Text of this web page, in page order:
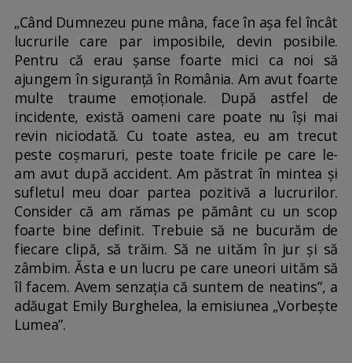
„Când Dumnezeu pune mâna, face în așa fel încât
lucrurile care par imposibile, devin posibile.
Pentru că erau șanse foarte mici ca noi să
ajungem în siguranță în România. Am avut foarte
multe traume emoționale. După astfel de
incidente, există oameni care poate nu își mai
revin niciodată. Cu toate astea, eu am trecut
peste coșmaruri, peste toate fricile pe care le-
am avut după accident. Am păstrat în mintea și
sufletul meu doar partea pozitivă a lucrurilor.
Consider că am rămas pe pământ cu un scop
foarte bine definit. Trebuie să ne bucurăm de
fiecare clipă, să trăim. Să ne uităm în jur și să
zâmbim. Ăsta e un lucru pe care uneori uităm să
îl facem. Avem senzația că suntem de neatins”, a
adăugat Emily Burghelea, la emisiunea „Vorbește
Lumea”.